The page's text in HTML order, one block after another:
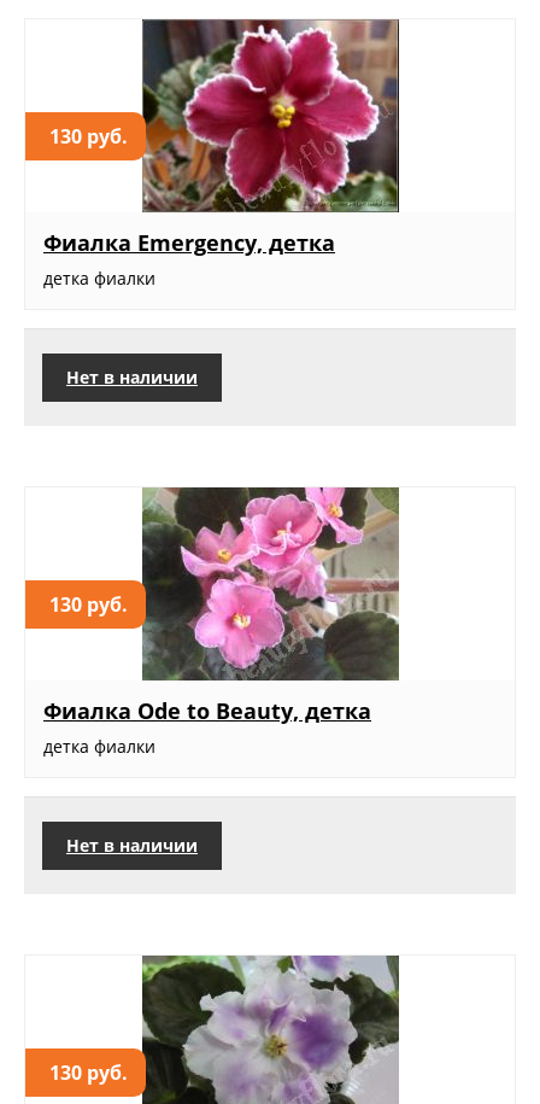
130 руб.
Фиалка Emergency, детка
детка фиалки
Нет в наличии
130 руб.
Фиалка Ode to Beauty, детка
детка фиалки
Нет в наличии
130 руб.